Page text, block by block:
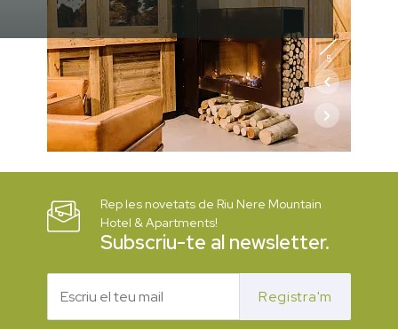
1
5
Rep les novetats de Riu Nere Mountain
Hotel & Apartments!
Subscriu-te al newsletter.
Registra'm